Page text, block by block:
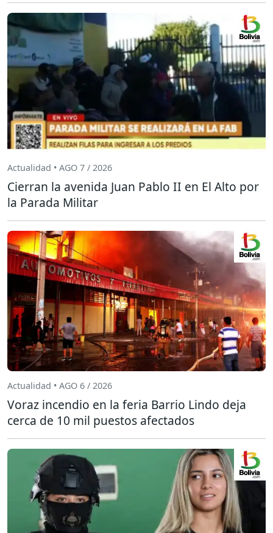
Actualidad • AGO 7 / 2026
Cierran la avenida Juan Pablo II en El Alto por
la Parada Militar
Actualidad • AGO 6 / 2026
Voraz incendio en la feria Barrio Lindo deja
cerca de 10 mil puestos afectados